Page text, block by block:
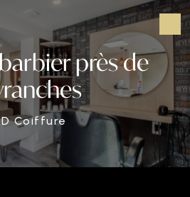
près de
Coiffure